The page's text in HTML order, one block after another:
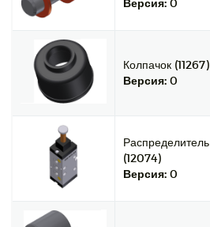
Колпачок (11267)
Версия: 0
Распределитель
(12074)
Версия: 0